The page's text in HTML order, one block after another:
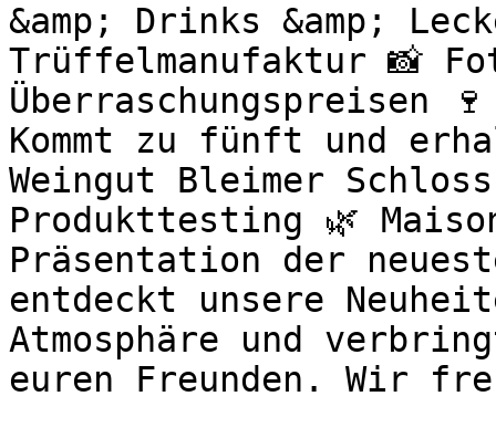
&amp; Drinks &amp;
Trüffelmanufaktur 📸
Überraschungspreisen
Kommt zu fünft und
Weingut Bleimer
Produkttesting 🌿
Präsentation der
entdeckt unsere
Atmosphäre und
euren Freunden. Wir